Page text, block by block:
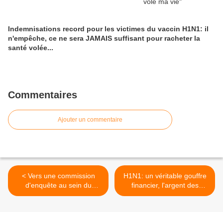
Indemnisations record pour les victimes du vaccin H1N1: il
n'empêche, ce ne sera JAMAIS suffisant pour racheter la
santé volée...
Commentaires
Ajouter un commentaire
< Vers une commission
d'enquête au sein du
parlement européen...
H1N1: un véritable gouffre
financier, l'argent des
citoyens dilapidé! >